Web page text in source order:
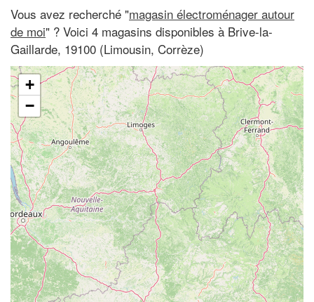
Vous avez recherché "magasin électroménager autour
de moi" ? Voici 4 magasins disponibles à Brive-la-
Gaillarde, 19100 (Limousin, Corrèze)
+
−